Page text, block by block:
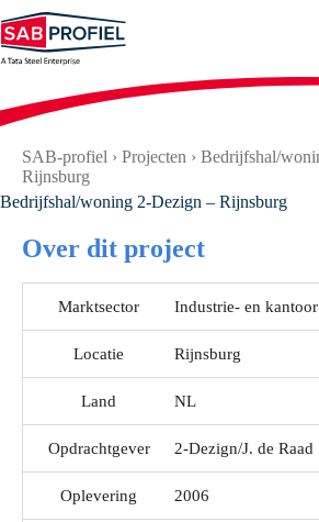
naar
de
inhoud
SAB-profiel › Projecten › Bedrijfshal/
Rijnsburg
Bedrijfshal/woning 2-Dezign – Rijnsburg
Over dit project
Marktsector Industrie- en kantoor
Locatie Rijnsburg
Land NL
Opdrachtgever 2-Dezign/J. de Raad
Oplevering 2006